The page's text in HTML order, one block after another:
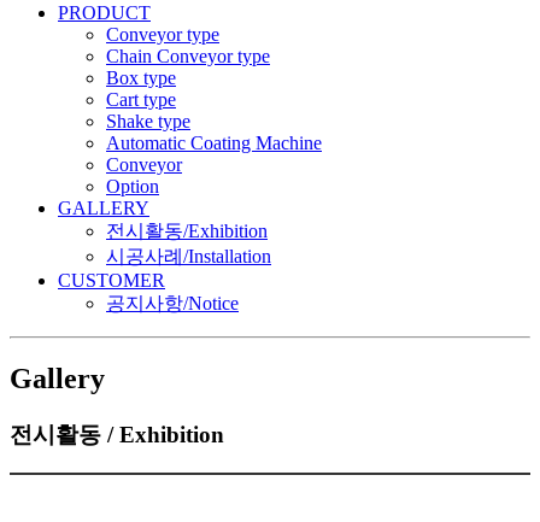
PRODUCT
Conveyor type
Chain Conveyor type
Box type
Cart type
Shake type
Automatic Coating Machine
Conveyor
Option
GALLERY
전시활동/Exhibition
시공사례/Installation
CUSTOMER
공지사항/Notice
Gallery
전시활동 / Exhibition